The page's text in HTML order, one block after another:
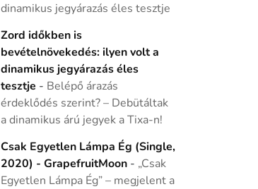
dinamikus jegyárazás éles tesztje
Zord időkben is
bevételnövekedés: ilyen volt a
dinamikus jegyárazás éles
tesztje - Belépő árazás
érdeklődés szerint? – Debütáltak
a dinamikus árú jegyek a Tixa-n!
Csak Egyetlen Lámpa Ég (Single,
2020) - GrapefruitMoon- „Csak
Egyetlen Lámpa Ég” – megjelent a